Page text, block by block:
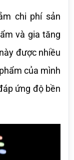
chi phí sản
và gia tăng
được nhiều
của mình
ứng độ bền